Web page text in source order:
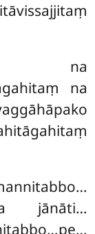
na
na
jānāti…